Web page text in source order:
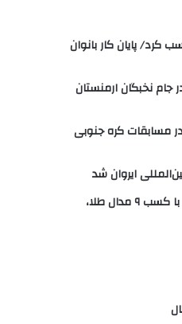
کرد/ پایان کار بانوان
جام نخبگان ارمنستان
در مسابقات کره جنوبی
ایروان شد
پایان کار جودوکاران ایران در آسیا با کسب ۹ مدال طلا،